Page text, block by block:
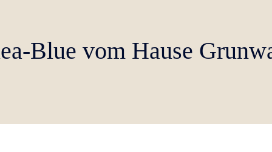
Blue vom Hause